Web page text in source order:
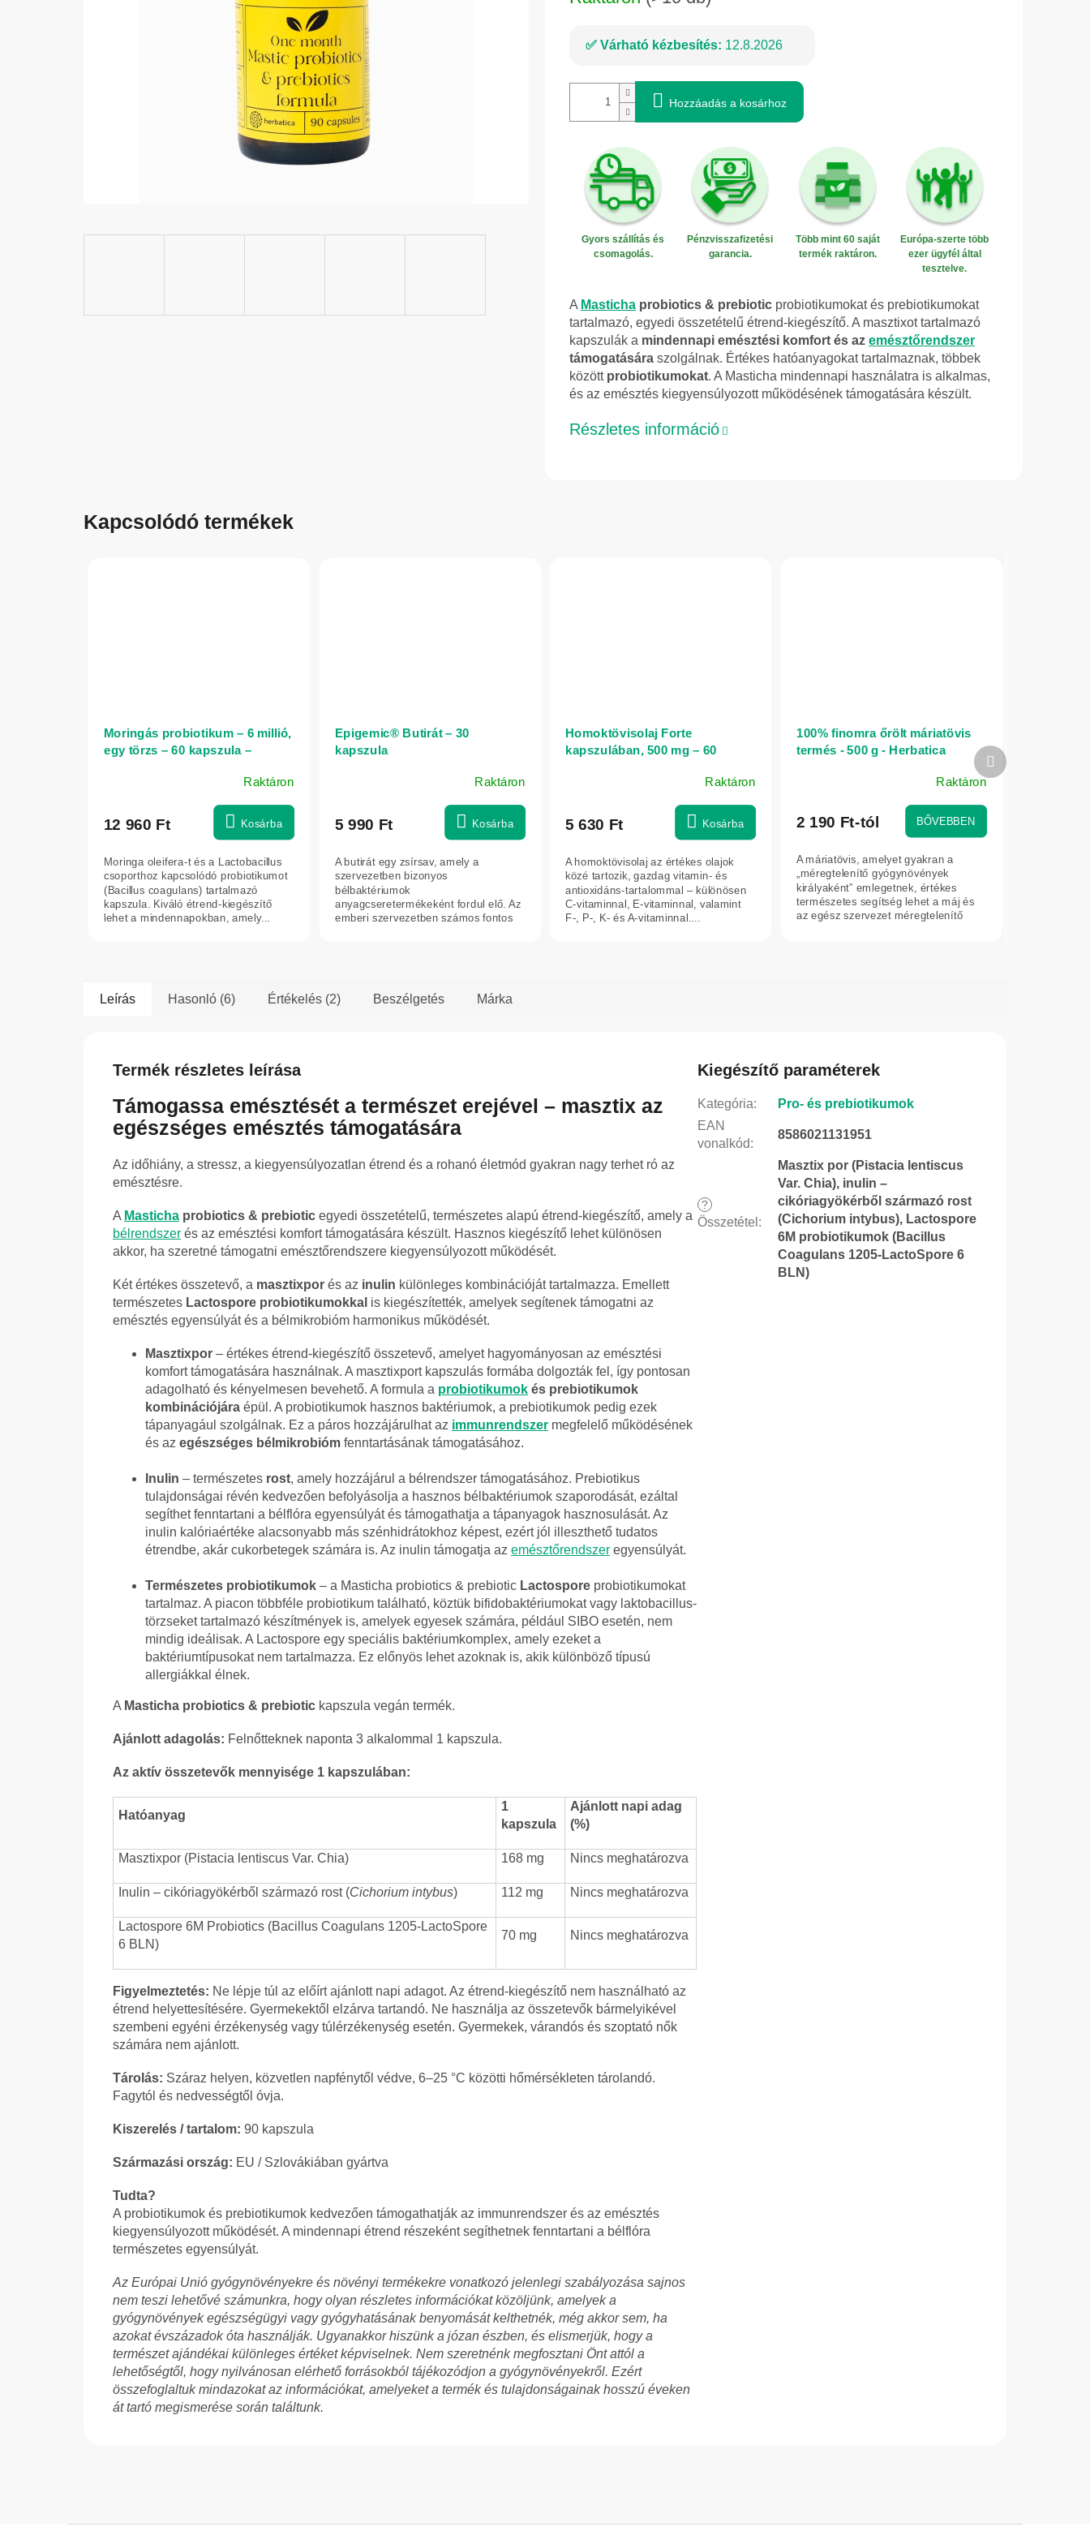
Várható kézbesítés: 12.8.2026
Hozzáadás a kosárhoz
Gyors szállítás és
csomagolás.
Pénzvisszafizetési
garancia.
Több mint 60 saját
termék raktáron.
Európa-szerte több
ezer ügyfél által
tesztelve.
A Masticha probiotics & prebiotic probiotikumokat és prebiotikumokat
tartalmazó, egyedi összetételű étrend-kiegészítő. A masztixot tartalmazó
kapszulák a mindennapi emésztési komfort és az emésztőrendszer
támogatására szolgálnak. Értékes hatóanyagokat tartalmaznak, többek
között probiotikumokat. A Masticha mindennapi használatra is alkalmas,
és az emésztés kiegyensúlyozott működésének támogatására készült.
Részletes információ
Kapcsolódó termékek
Moringás probiotikum – 6 millió,
egy törzs – 60 kapszula –
Raktáron
12 960 Ft Kosárba
Moringa oleifera-t és a Lactobacillus
csoporthoz kapcsolódó probiotikumot
(Bacillus coagulans) tartalmazó
kapszula. Kiváló étrend-kiegészítő
lehet a mindennapokban, amely...
Epigemic® Butirát – 30
kapszula
Raktáron
5 990 Ft Kosárba
A butirát egy zsírsav, amely a
szervezetben bizonyos
bélbaktériumok
anyagcseretermékeként fordul elő. Az
emberi szervezetben számos fontos
Homoktövisolaj Forte
kapszulában, 500 mg – 60
Raktáron
5 630 Ft Kosárba
A homoktövisolaj az értékes olajok
közé tartozik, gazdag vitamin- és
antioxidáns-tartalommal – különösen
C-vitaminnal, E-vitaminnal, valamint
F-, P-, K- és A-vitaminnal....
100% finomra őrölt máriatövis
termés - 500 g - Herbatica
Raktáron
2 190 Ft-tól BŐVEBBEN
A máriatövis, amelyet gyakran a
„méregtelenítő gyógynövények
királyaként” emlegetnek, értékes
természetes segítség lehet a máj és
az egész szervezet méregtelenítő
Következő
termék
Leírás Hasonló (6) Értékelés (2) Beszélgetés Márka
Termék részletes leírása
Támogassa emésztését a természet erejével – masztix az
egészséges emésztés támogatására
Az időhiány, a stressz, a kiegyensúlyozatlan étrend és a rohanó életmód gyakran nagy terhet ró az
emésztésre.
A Masticha probiotics & prebiotic egyedi összetételű, természetes alapú étrend-kiegészítő, amely a
bélrendszer és az emésztési komfort támogatására készült. Hasznos kiegészítő lehet különösen
akkor, ha szeretné támogatni emésztőrendszere kiegyensúlyozott működését.
Két értékes összetevő, a masztixpor és az inulin különleges kombinációját tartalmazza. Emellett
természetes Lactospore probiotikumokkal is kiegészítették, amelyek segítenek támogatni az
emésztés egyensúlyát és a bélmikrobióm harmonikus működését.
Masztixpor – értékes étrend-kiegészítő összetevő, amelyet hagyományosan az emésztési
komfort támogatására használnak. A masztixport kapszulás formába dolgozták fel, így pontosan
adagolható és kényelmesen bevehető. A formula a probiotikumok és prebiotikumok
kombinációjára épül. A probiotikumok hasznos baktériumok, a prebiotikumok pedig ezek
tápanyagául szolgálnak. Ez a páros hozzájárulhat az immunrendszer megfelelő működésének
és az egészséges bélmikrobióm fenntartásának támogatásához.
Inulin – természetes rost, amely hozzájárul a bélrendszer támogatásához. Prebiotikus
tulajdonságai révén kedvezően befolyásolja a hasznos bélbaktériumok szaporodását, ezáltal
segíthet fenntartani a bélflóra egyensúlyát és támogathatja a tápanyagok hasznosulását. Az
inulin kalóriaértéke alacsonyabb más szénhidrátokhoz képest, ezért jól illeszthető tudatos
étrendbe, akár cukorbetegek számára is. Az inulin támogatja az emésztőrendszer egyensúlyát.
Természetes probiotikumok – a Masticha probiotics & prebiotic Lactospore probiotikumokat
tartalmaz. A piacon többféle probiotikum található, köztük bifidobaktériumokat vagy laktobacillus-
törzseket tartalmazó készítmények is, amelyek egyesek számára, például SIBO esetén, nem
mindig ideálisak. A Lactospore egy speciális baktériumkomplex, amely ezeket a
baktériumtípusokat nem tartalmazza. Ez előnyös lehet azoknak is, akik különböző típusú
allergiákkal élnek.
A Masticha probiotics & prebiotic kapszula vegán termék.
Ajánlott adagolás: Felnőtteknek naponta 3 alkalommal 1 kapszula.
Az aktív összetevők mennyisége 1 kapszulában:
Hatóanyag
1
kapszula
Ajánlott napi adag
(%)
Masztixpor (Pistacia lentiscus Var. Chia) 168 mg Nincs meghatározva
Inulin – cikóriagyökérből származó rost (Cichorium intybus) 112 mg Nincs meghatározva
Lactospore 6M Probiotics (Bacillus Coagulans 1205-LactoSpore
6 BLN)
70 mg Nincs meghatározva
Figyelmeztetés: Ne lépje túl az előírt ajánlott napi adagot. Az étrend-kiegészítő nem használható az
étrend helyettesítésére. Gyermekektől elzárva tartandó. Ne használja az összetevők bármelyikével
szembeni egyéni érzékenység vagy túlérzékenység esetén. Gyermekek, várandós és szoptató nők
számára nem ajánlott.
Tárolás: Száraz helyen, közvetlen napfénytől védve, 6–25 °C közötti hőmérsékleten tárolandó.
Fagytól és nedvességtől óvja.
Kiszerelés / tartalom: 90 kapszula
Származási ország: EU / Szlovákiában gyártva
Tudta?
A probiotikumok és prebiotikumok kedvezően támogathatják az immunrendszer és az emésztés
kiegyensúlyozott működését. A mindennapi étrend részeként segíthetnek fenntartani a bélflóra
természetes egyensúlyát.
Az Európai Unió gyógynövényekre és növényi termékekre vonatkozó jelenlegi szabályozása sajnos
nem teszi lehetővé számunkra, hogy olyan részletes információkat közöljünk, amelyek a
gyógynövények egészségügyi vagy gyógyhatásának benyomását kelthetnék, még akkor sem, ha
azokat évszázadok óta használják. Ugyanakkor hiszünk a józan észben, és elismerjük, hogy a
természet ajándékai különleges értéket képviselnek. Nem szeretnénk megfosztani Önt attól a
lehetőségtől, hogy nyilvánosan elérhető forrásokból tájékozódjon a gyógynövényekről. Ezért
összefoglaltuk mindazokat az információkat, amelyeket a termék és tulajdonságainak hosszú éveken
át tartó megismerése során találtunk.
Kiegészítő paraméterek
Kategória:
Pro- és prebiotikumok
EAN
vonalkód:
8586021131951
?
Összetétel :
Masztix por (Pistacia lentiscus
Var. Chia), inulin –
cikóriagyökérből származó rost
(Cichorium intybus), Lactospore
6M probiotikumok (Bacillus
Coagulans 1205-LactoSpore 6
BLN)